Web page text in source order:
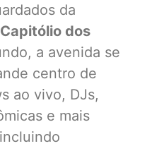
da
Capitólio dos
a avenida se
centro de
ao vivo, DJs,
e mais